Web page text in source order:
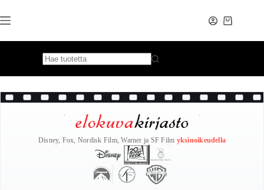
to
content
Disney, Fox, Nordisk Film, Warner ja SF Film yksinoikeudella